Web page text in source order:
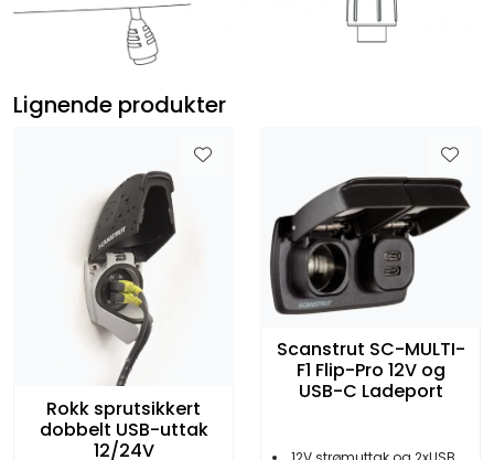
Lignende produkter
Rokk sprutsikkert
dobbelt USB-uttak
12/24V
Scanstrut SC-MULTI-
F1 Flip-Pro 12V og
USB-C Ladeport